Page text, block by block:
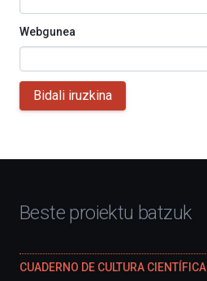
Webgunea
Bidali iruzkina
Beste proiektu batzuk
CUADERNO DE CULTURA CIENTÍFICA